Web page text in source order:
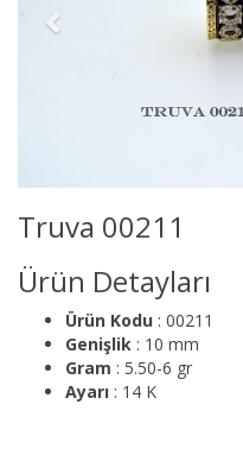
Truva 00211
Ürün Detayları
Ürün Kodu : 00211
Genişlik : 10 mm
Gram : 5.50-6 gr
Ayarı : 14 K